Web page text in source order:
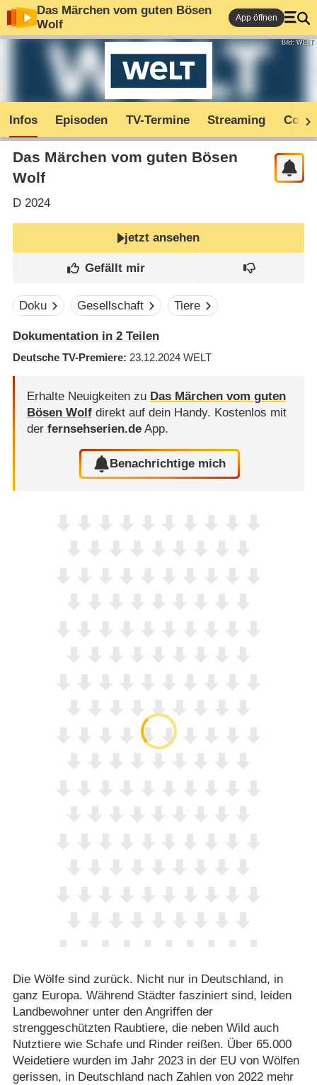
Das Märchen vom guten Bösen
Wolf
App öffnen
Bild: WELT
Infos Episoden TV-Termine Streaming
Das Märchen vom guten Bösen
Wolf
D2024
jetzt ansehen
Doku Gesellschaft Tiere
Dokumentation in 2 Teilen
Deutsche TV-Premiere 23.12.2024 WELT
Erhalte Neuigkeiten zu Das Märchen vom guten
Bösen Wolfdirekt auf dein Handy. Kostenlos mit
der fernsehserien.deApp.
Benachrichtige mich
Die Wölfe sind zurück. Nicht nur in Deutschland, in
ganz Europa. Während Städter fasziniert sind, leiden
Landbewohner unter den Angriffen der
strenggeschützten Raubtiere, die neben Wild auch
Nutztiere wie Schafe und Rinder reißen. Über 65.000
Weidetiere wurden im Jahr 2023 in der EU von Wölfen
gerissen, in Deutschland nach Zahlen von 2022 mehr